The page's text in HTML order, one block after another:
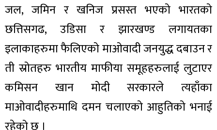
जल, जमिन र खनिज प्रसस्त भएको भारतको
छत्तिसगढ, उडिसा र झारखण्ड लगायतका
इलाकाहरुमा फैलिएको माओवादी जनयुद्ध दबाउन र
ती स्रोतहरु भारतीय माफीया समूहहरुलाई लुटाएर
कमिसन खान मोदी सरकारले त्यहाँका
माओवादीहरुमाथि दमन चलाएको आहुतिको भनाई